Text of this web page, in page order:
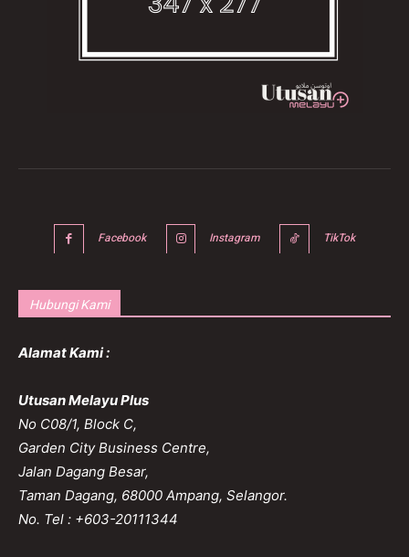
Facebook Instagram TikTok
Hubungi Kami
Alamat Kami :
Utusan Melayu Plus
No C08/1, Block C,
Garden City Business Centre,
Jalan Dagang Besar,
Taman Dagang, 68000 Ampang, Selangor.
No. Tel : +603-20111344